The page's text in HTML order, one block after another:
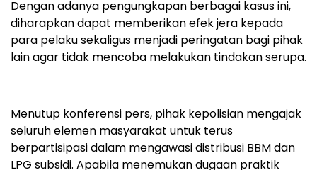
Dengan adanya pengungkapan berbagai kasus ini,
diharapkan dapat memberikan efek jera kepada
para pelaku sekaligus menjadi peringatan bagi pihak
lain agar tidak mencoba melakukan tindakan serupa.
Menutup konferensi pers, pihak kepolisian mengajak
seluruh elemen masyarakat untuk terus
berpartisipasi dalam mengawasi distribusi BBM dan
LPG subsidi. Apabila menemukan dugaan praktik